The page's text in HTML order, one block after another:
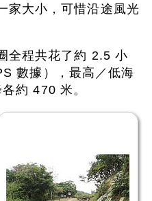
家大小，可惜沿途風光
全程共花了約 2.5 小
數據），最高／低海
約 470 米。